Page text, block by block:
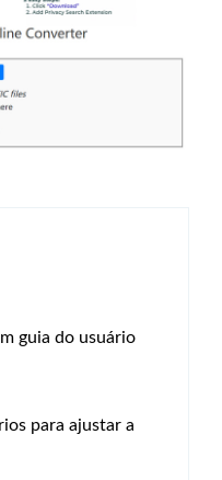
guia do usuário
para ajustar a